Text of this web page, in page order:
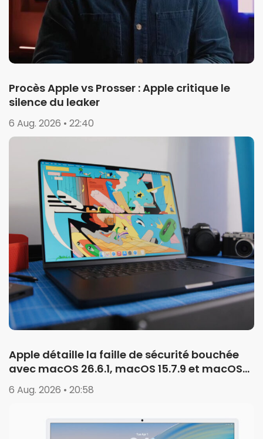
Procès Apple vs Prosser : Apple critique le
silence du leaker
6 Aug. 2026 • 22:40
Apple détaille la faille de sécurité bouchée
avec macOS 26.6.1, macOS 15.7.9 et macOS
14.8.9
6 Aug. 2026 • 20:58